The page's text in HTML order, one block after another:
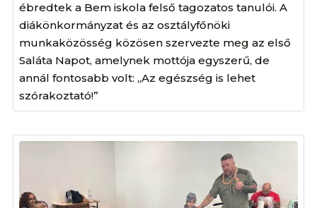
ébredtek a Bem iskola felső tagozatos tanulói. A
diákönkormányzat és az osztályfőnöki
munkaközösség közösen szervezte meg az első
Saláta Napot, amelynek mottója egyszerű, de
annál fontosabb volt: „Az egészség is lehet
szórakoztató!”